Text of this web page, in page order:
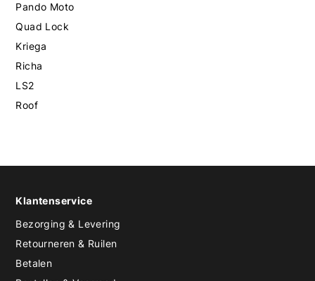
Pando Moto
Quad Lock
Kriega
Richa
LS2
Roof
Klantenservice
Bezorging & Levering
Retourneren & Ruilen
Betalen